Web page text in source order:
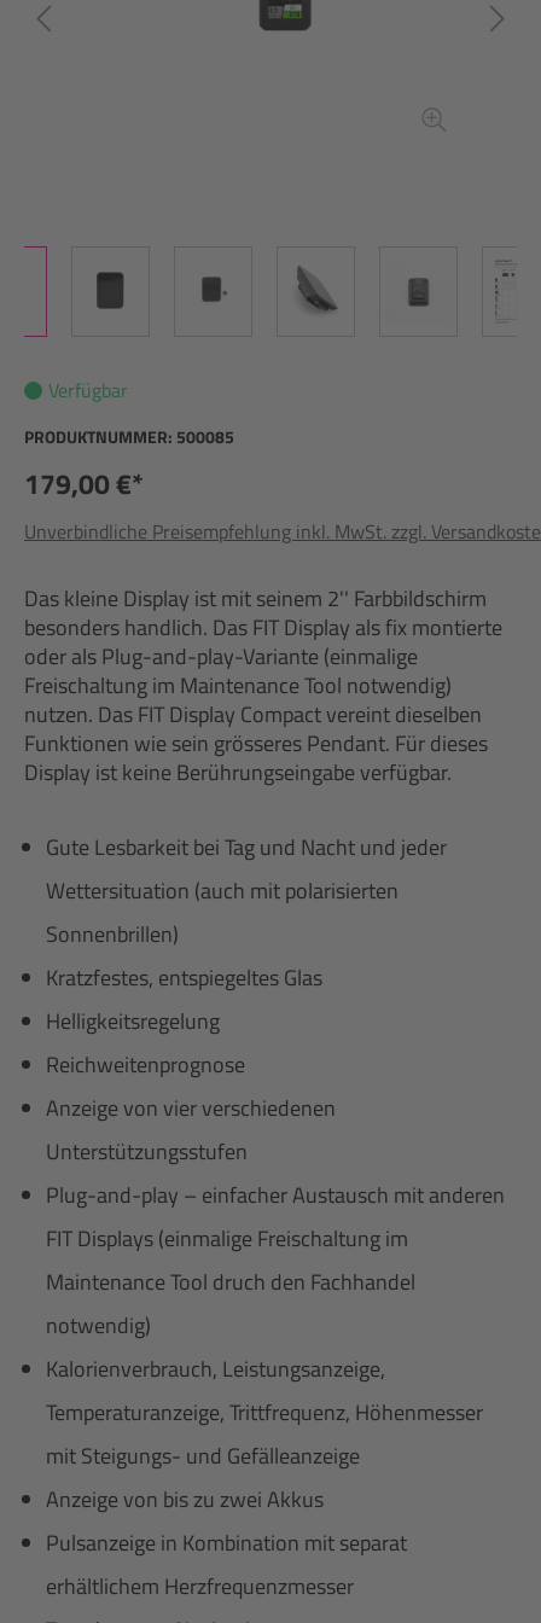
Verfügbar
PRODUKTNUMMER: 500085
179,00 €*
Unverbindliche Preisempfehlung inkl. MwSt. zzgl.
Das kleine Display ist mit seinem 2'' Farbbildschirm
besonders handlich. Das FIT Display als fix montierte
oder als Plug-and-play-Variante (einmalige
Freischaltung im Maintenance Tool notwendig)
nutzen. Das FIT Display Compact vereint dieselben
Funktionen wie sein grösseres Pendant. Für dieses
Display ist keine Berührungseingabe verfügbar.
Gute Lesbarkeit bei Tag und Nacht und jeder
Wettersituation (auch mit polarisierten
Sonnenbrillen)
Kratzfestes, entspiegeltes Glas
Helligkeitsregelung
Reichweitenprognose
Anzeige von vier verschiedenen
Unterstützungsstufen
Plug-and-play – einfacher Austausch mit anderen
FIT Displays (einmalige Freischaltung im
Maintenance Tool druch den Fachhandel
notwendig)
Kalorienverbrauch, Leistungsanzeige,
Temperaturanzeige, Trittfrequenz, Höhenmesser
mit Steigungs- und Gefälleanzeige
Anzeige von bis zu zwei Akkus
Pulsanzeige in Kombination mit separat
erhältlichem Herzfrequenzmesser